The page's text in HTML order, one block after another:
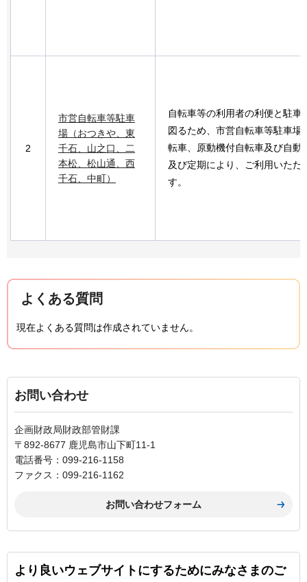
2
市営自転車等駐車
場（おつきや、東
千石、山之口、二
本松、松山通、西
千石、中町）
自転車等の利用者の利便と駐車
図るため、市営自転車等駐車場
転車、原動機付自転車及び自動
及び定期により、ご利用いただ
す。
よくある質問
現在よくある質問は作成されていません。
お問い合わせ
企画財政局財政部管財課
〒892-8677 鹿児島市山下町11-1
電話番号：099-216-1158
ファクス：099-216-1162
より良いウェブサイトにするためにみなさまのご